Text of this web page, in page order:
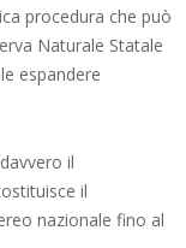
procedura che può
Naturale Statale
espandere
il
il
nazionale fino al